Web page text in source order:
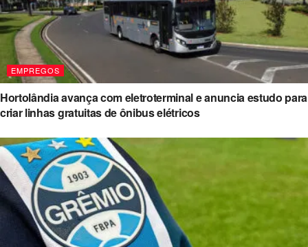
EMPREGOS
Hortolândia avança com eletroterminal e anuncia estudo para
criar linhas gratuitas de ônibus elétricos